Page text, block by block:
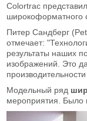
Colortrac
широкоформатного
Питер Сандберг
отмечает:
результаты наших
изображений. Это
Модельный ряд
мероприятия. Было